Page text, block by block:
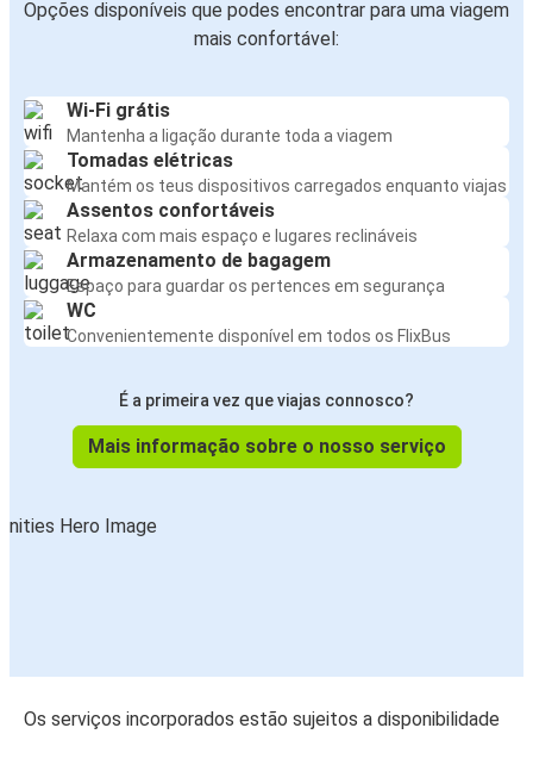
Opções disponíveis que podes encontrar para uma viagem
mais confortável:
Wi-Fi grátis
Mantenha a ligação durante toda a viagem
Tomadas elétricas
Mantém os teus dispositivos carregados enquanto viajas
Assentos confortáveis
Relaxa com mais espaço e lugares reclináveis
Armazenamento de bagagem
Espaço para guardar os pertences em segurança
WC
Convenientemente disponível em todos os FlixBus
É a primeira vez que viajas connosco?
Mais informação sobre o nosso serviço
Os serviços incorporados estão sujeitos a disponibilidade